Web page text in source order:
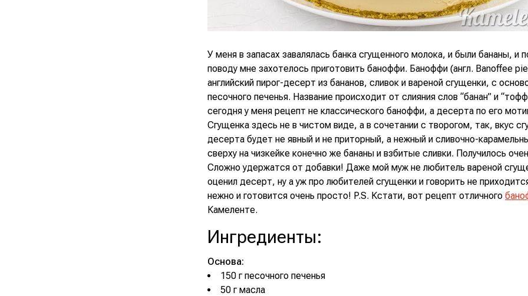
У меня в запасах завалялась банка сгущенного молока, и были бананы, и
поводу мне захотелось приготовить баноффи. Баноффи (англ. Banoffee
английский пирог-десерт из бананов, сливок и вареной сгущенки, с
песочного печенья. Название происходит от слияния слов “банан” и
сегодня у меня рецепт не классического баноффи, а десерта по его
Сгущенка здесь не в чистом виде, а в сочетании с творогом, так, вкус
десерта будет не явный и не приторный, а нежный и сливочно-
сверху на чизкейке конечно же бананы и взбитые сливки. Получилось
Сложно удержатся от добавки! Даже мой муж не любитель вареной
оценил десерт, ну а уж про любителей сгущенки и говорить не
нежно и готовится очень просто! P.S. Кстати, вот рецепт отличного
Камеленте.
Ингредиенты:
Основа:
150 г песочного печенья
50 г масла